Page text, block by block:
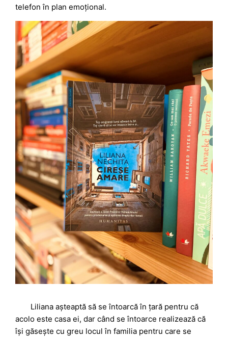
telefon în plan emoțional.
Liliana așteaptă să se întoarcă în țară pentru că
acolo este casa ei, dar când se întoarce realizează că
își găsește cu greu locul în familia pentru care se